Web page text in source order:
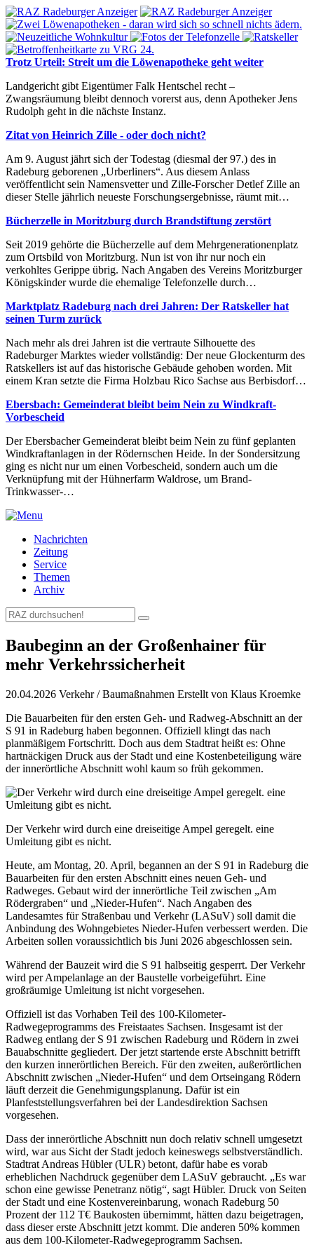
Trotz Urteil: Streit um die Löwenapotheke geht weiter
Landgericht gibt Eigentümer Falk Hentschel recht –
Zwangsräumung bleibt dennoch vorerst aus, denn Apotheker Jens
Rudolph geht in die nächste Instanz.
Zitat von Heinrich Zille - oder doch nicht?
Am 9. August jährt sich der Todestag (diesmal der 97.) des in
Radeburg geborenen „Urberliners“. Aus diesem Anlass
veröffentlicht sein Namensvetter und Zille-Forscher Detlef Zille an
dieser Stelle jährlich neueste Forschungsergebnisse, räumt mit…
Bücherzelle in Moritzburg durch Brandstiftung zerstört
Seit 2019 gehörte die Bücherzelle auf dem Mehrgenerationenplatz
zum Ortsbild von Moritzburg. Nun ist von ihr nur noch ein
verkohltes Gerippe übrig. Nach Angaben des Vereins Moritzburger
Königskinder wurde die ehemalige Telefonzelle durch…
Marktplatz Radeburg nach drei Jahren: Der Ratskeller hat
seinen Turm zurück
Nach mehr als drei Jahren ist die vertraute Silhouette des
Radeburger Marktes wieder vollständig: Der neue Glockenturm des
Ratskellers ist auf das historische Gebäude gehoben worden. Mit
einem Kran setzte die Firma Holzbau Rico Sachse aus Berbisdorf…
Ebersbach: Gemeinderat bleibt beim Nein zu Windkraft-
Vorbescheid
Der Ebersbacher Gemeinderat bleibt beim Nein zu fünf geplanten
Windkraftanlagen in der Rödernschen Heide. In der Sondersitzung
ging es nicht nur um einen Vorbescheid, sondern auch um die
Verknüpfung mit der Hühnerfarm Waldrose, um Brand-
Trinkwasser-…
Nachrichten
Zeitung
Service
Themen
Archiv
Baubeginn an der Großenhainer für
mehr Verkehrssicherheit
20.04.2026 Verkehr / Baumaßnahmen Erstellt von Klaus Kroemke
Die Bauarbeiten für den ersten Geh- und Radweg-Abschnitt an der
S 91 in Radeburg haben begonnen. Offiziell klingt das nach
planmäßigem Fortschritt. Doch aus dem Stadtrat heißt es: Ohne
hartnäckigen Druck aus der Stadt und eine Kostenbeteiligung wäre
der innerörtliche Abschnitt wohl kaum so früh gekommen.
Der Verkehr wird durch eine dreiseitige Ampel geregelt. eine
Umleitung gibt es nicht.
Heute, am Montag, 20. April, begannen an der S 91 in Radeburg die
Bauarbeiten für den ersten Abschnitt eines neuen Geh- und
Radweges. Gebaut wird der innerörtliche Teil zwischen „Am
Rödergraben“ und „Nieder-Hufen“. Nach Angaben des
Landesamtes für Straßenbau und Verkehr (LASuV) soll damit die
Anbindung des Wohngebietes Nieder-Hufen verbessert werden. Die
Arbeiten sollen voraussichtlich bis Juni 2026 abgeschlossen sein.
Während der Bauzeit wird die S 91 halbseitig gesperrt. Der Verkehr
wird per Ampelanlage an der Baustelle vorbeigeführt. Eine
großräumige Umleitung ist nicht vorgesehen.
Offiziell ist das Vorhaben Teil des 100-Kilometer-
Radwegeprogramms des Freistaates Sachsen. Insgesamt ist der
Radweg entlang der S 91 zwischen Radeburg und Rödern in zwei
Bauabschnitte gegliedert. Der jetzt startende erste Abschnitt betrifft
den kurzen innerörtlichen Bereich. Für den zweiten, außerörtlichen
Abschnitt zwischen „Nieder-Hufen“ und dem Ortseingang Rödern
läuft derzeit die Genehmigungsplanung. Dafür ist ein
Planfeststellungsverfahren bei der Landesdirektion Sachsen
vorgesehen.
Dass der innerörtliche Abschnitt nun doch relativ schnell umgesetzt
wird, war aus Sicht der Stadt jedoch keineswegs selbstverständlich.
Stadtrat Andreas Hübler (ULR) betont, dafür habe es vorab
erheblichen Nachdruck gegenüber dem LASuV gebraucht. „Es war
schon eine gewisse Penetranz nötig“, sagt Hübler. Druck von Seiten
der Stadt und eine Kostenvereinbarung, wonach Radeburg 50
Prozent der 112 T€ Baukosten übernimmt, hätten dazu beigetragen,
dass dieser erste Abschnitt jetzt kommt. Die anderen 50% kommen
aus dem 100-Kilometer-Radwegeprogramm Sachsen.